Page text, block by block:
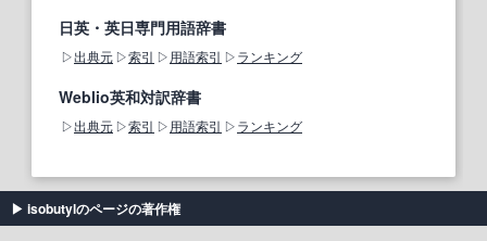
日英・英日専門用語辞書
出典元 索引 用語索引 ランキング
Weblio英和対訳辞書
出典元 索引 用語索引 ランキング
isobutylのページの著作権